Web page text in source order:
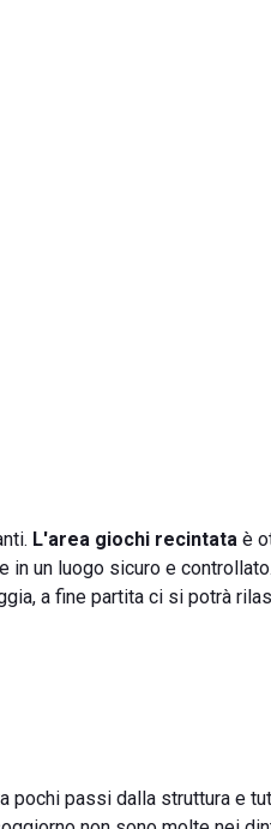
L'area giochi recintata è
un luogo sicuro e
a fine partita ci si potrà
pochi passi dalla struttura e